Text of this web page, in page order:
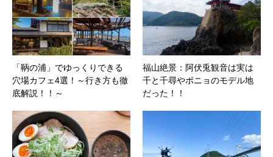
「鞆の浦」でゆっくりできる
穴場カフェ4選！～行き方も徹
底解説！！～
福山絶景：阿伏兎観音は実は
千と千尋やポニョのモデル地
だった！！